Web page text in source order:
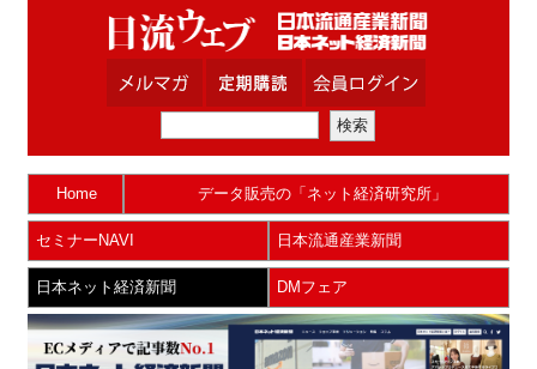
Home データ販売の「ネット経済研究所」
セミナーNAVI 日本流通産業新聞
日本ネット経済新聞 DMフェア